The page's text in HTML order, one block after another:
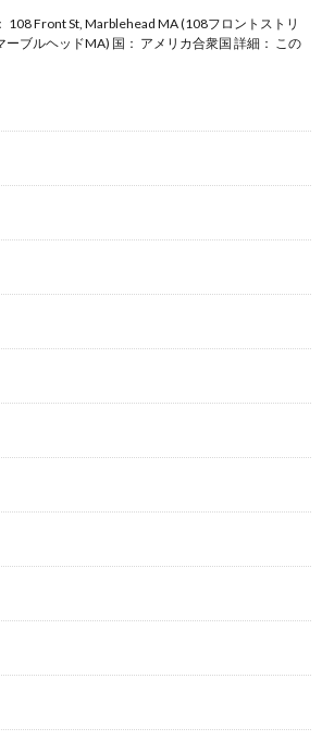
108 Front St, Marblehead MA (108フロントストリ
ーブルヘッドMA) 国： アメリカ合衆国 詳細： この